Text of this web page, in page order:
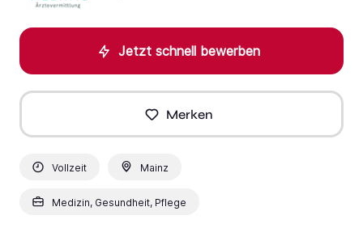
Jetzt schnell bewerben
Merken
Vollzeit Mainz
Medizin, Gesundheit, Pflege